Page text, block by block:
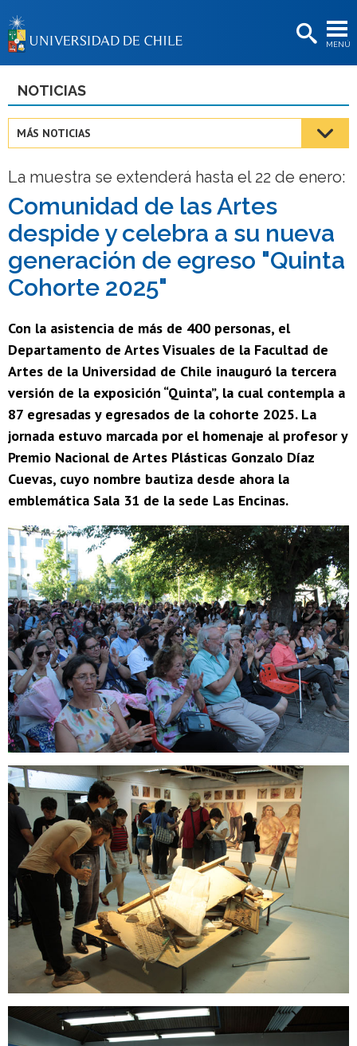
MENÚ
BIBLIOTECAS
Estudiantes
Académicas/os
Funcionarias/os
Egresadas/os
NOTICIAS
MÁS NOTICIAS
La muestra se extenderá hasta el 22 de enero:
Comunidad de las Artes
despide y celebra a su nueva
generación de egreso "Quinta
Cohorte 2025"
Con la asistencia de más de 400 personas, el
Departamento de Artes Visuales de la Facultad de
Artes de la Universidad de Chile inauguró la tercera
versión de la exposición “Quinta”, la cual contempla a
87 egresadas y egresados de la cohorte 2025. La
jornada estuvo marcada por el homenaje al profesor y
Premio Nacional de Artes Plásticas Gonzalo Díaz
Cuevas, cuyo nombre bautiza desde ahora la
emblemática Sala 31 de la sede Las Encinas.